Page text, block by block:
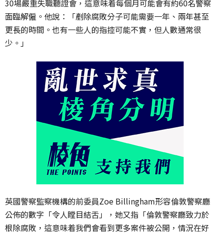
30場嚴重失職聽證會，這意味着每個月可能會有約60名警察
面臨解僱。他說：「剷除腐敗分子可能需要一年、兩年甚至
更長的時間。也有一些人的指控可能不實，但人數通常很
少。」
英國警察監察機構的前委員Zoe Billingham形容倫敦警察廳
公佈的數字「令人瞠目結舌」，她又指「倫敦警察廳致力於
根除腐敗，這意味着我們會看到更多案件被公開，情況在好